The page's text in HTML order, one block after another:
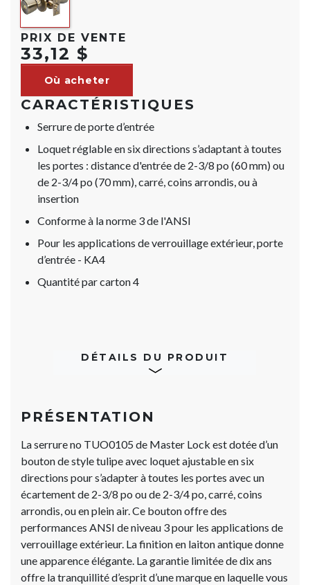
PRIX DE VENTE
33,12 $
Où acheter
CARACTÉRISTIQUES
Serrure de porte d’entrée
Loquet réglable en six directions s’adaptant à toutes
les portes : distance d'entrée de 2-3/8 po (60 mm) ou
de 2-3/4 po (70 mm), carré, coins arrondis, ou à
insertion
Conforme à la norme 3 de l'ANSI
Pour les applications de verrouillage extérieur, porte
d’entrée - KA4
Quantité par carton 4
DÉTAILS DU PRODUIT
PRÉSENTATION
La serrure no TUO0105 de Master Lock est dotée d’un
bouton de style tulipe avec loquet ajustable en six
directions pour s’adapter à toutes les portes avec un
écartement de 2-3/8 po ou de 2-3/4 po, carré, coins
arrondis, ou en plein air. Ce bouton offre des
performances ANSI de niveau 3 pour les applications de
verrouillage extérieur. La finition en laiton antique donne
une apparence élégante. La garantie limitée de dix ans
offre la tranquillité d’esprit d’une marque en laquelle vous